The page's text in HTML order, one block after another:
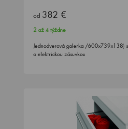
od 382 €
2 až 4 týždne
Jednodverová galerka /600x739x138)
a elektrickou zásuvkou